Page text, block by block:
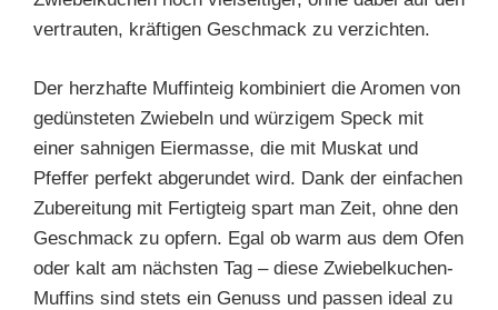
vertrauten, kräftigen Geschmack zu verzichten.
Der herzhafte Muffinteig kombiniert die Aromen von
gedünsteten Zwiebeln und würzigem Speck mit
einer sahnigen Eiermasse, die mit Muskat und
Pfeffer perfekt abgerundet wird. Dank der einfachen
Zubereitung mit Fertigteig spart man Zeit, ohne den
Geschmack zu opfern. Egal ob warm aus dem Ofen
oder kalt am nächsten Tag – diese Zwiebelkuchen-
Muffins sind stets ein Genuss und passen ideal zu